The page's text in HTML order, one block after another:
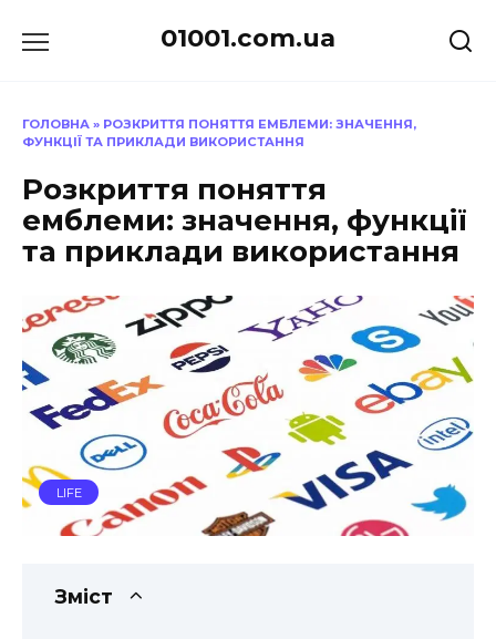
до
01001.com.ua
ГОЛОВНА » РОЗКРИТТЯ ПОНЯТТЯ ЕМБЛЕМИ: ЗНАЧЕННЯ,
ФУНКЦІЇ ТА ПРИКЛАДИ ВИКОРИСТАННЯ
Розкриття поняття
емблеми: значення, функції
та приклади використання
LIFE
Зміст